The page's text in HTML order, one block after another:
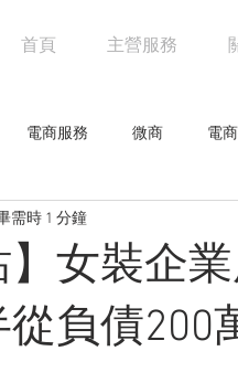
首頁 主營服務
電商服務 微商 電
電商物流
騰訊 創意企劃 網路
】女裝企
負債200
需時 1 分鐘